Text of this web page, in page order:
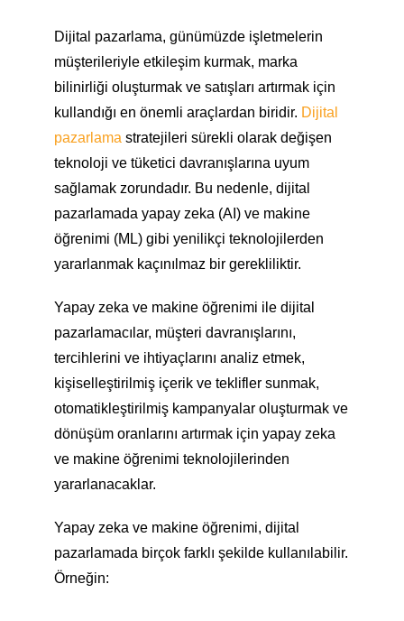
Dijital pazarlama, günümüzde işletmelerin
müşterileriyle etkileşim kurmak, marka
bilinirliği oluşturmak ve satışları artırmak için
kullandığı en önemli araçlardan biridir. Dijital
pazarlamastratejileri sürekli olarak değişen
teknoloji ve tüketici davranışlarına uyum
sağlamak zorundadır. Bu nedenle, dijital
pazarlamada yapay zeka (AI) ve makine
öğrenimi (ML) gibi yenilikçi teknolojilerden
yararlanmak kaçınılmaz bir gerekliliktir.
Yapay zeka ve makine öğrenimi ile dijital
pazarlamacılar, müşteri davranışlarını,
tercihlerini ve ihtiyaçlarını analiz etmek,
kişiselleştirilmiş içerik ve teklifler sunmak,
otomatikleştirilmiş kampanyalar oluşturmak ve
dönüşüm oranlarını artırmak için yapay zeka
ve makine öğrenimi teknolojilerinden
yararlanacaklar.
Yapay zeka ve makine öğrenimi, dijital
pazarlamada birçok farklı şekilde kullanılabilir.
Örneğin: